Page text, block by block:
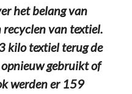
het belang van
recyclen van textiel.
kilo textiel terug de
gebruikt of
werden er 159